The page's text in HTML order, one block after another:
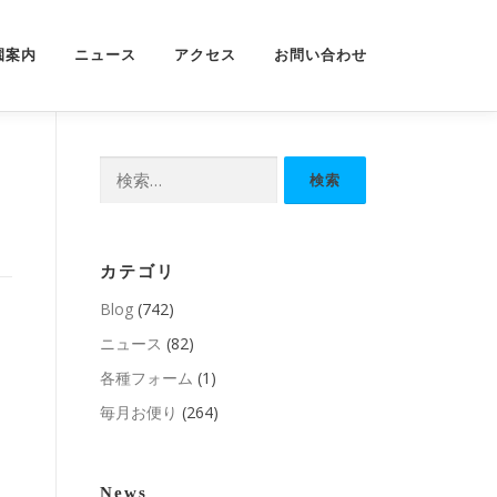
案内 ニュース アクセス お問い合わせ
カテゴリ
Blog (742)
ニュース (82)
各種フォーム (1)
毎月お便り (264)
News